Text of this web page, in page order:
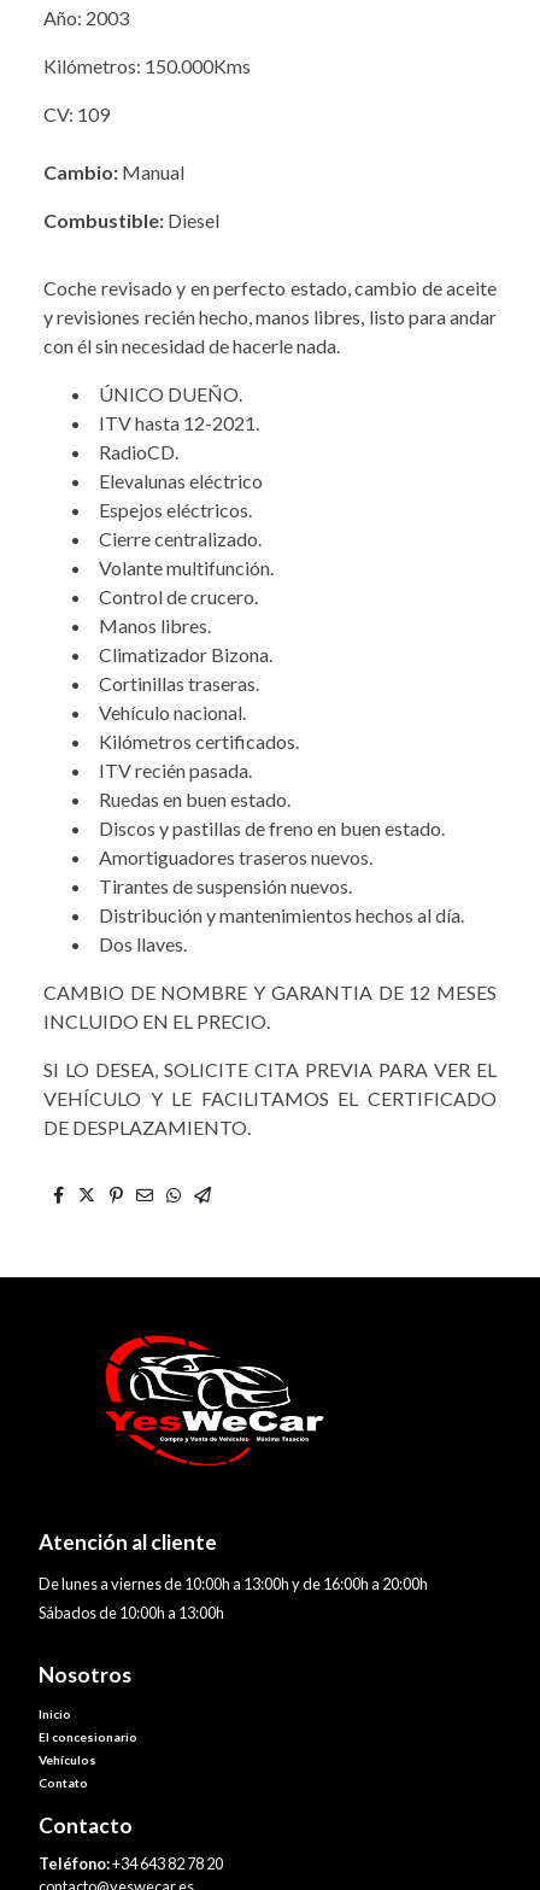
Año: 2003
Kilómetros: 150.000Kms
CV: 109
Cambio: Manual
Combustible: Diesel
Coche revisado y en perfecto estado, cambio de aceite
y revisiones recién hecho, manos libres, listo para andar
con él sin necesidad de hacerle nada.
ÚNICO DUEÑO.
ITV hasta 12-2021.
RadioCD.
Elevalunas eléctrico
Espejos eléctricos.
Cierre centralizado.
Volante multifunción.
Control de crucero.
Manos libres.
Climatizador Bizona.
Cortinillas traseras.
Vehículo nacional.
Kilómetros certificados.
ITV recién pasada.
Ruedas en buen estado.
Discos y pastillas de freno en buen estado.
Amortiguadores traseros nuevos.
Tirantes de suspensión nuevos.
Distribución y mantenimientos hechos al día.
Dos llaves.
CAMBIO DE NOMBRE Y GARANTIA DE 12 MESES
INCLUIDO EN EL PRECIO.
SI LO DESEA, SOLICITE CITA PREVIA PARA VER EL
VEHÍCULO Y LE FACILITAMOS EL CERTIFICADO
DE DESPLAZAMIENTO.
Atención al cliente
De lunes a viernes de 10:00h a 13:00h y de 16:00h a 20:00h
Sábados de 10:00h a 13:00h
Nosotros
Inicio
El concesionario
Vehículos
Contato
Contacto
Teléfono:+34 643 82 78 20